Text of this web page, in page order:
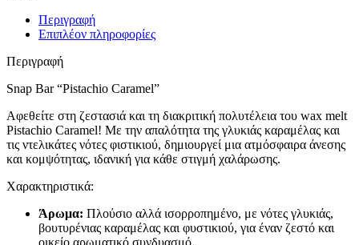
Περιγραφή
Επιπλέον πληροφορίες
Περιγραφή
Snap Bar “Pistachio Caramel”
Αφεθείτε στη ζεστασιά και τη διακριτική πολυτέλεια του wax melt
Pistachio Caramel! Με την απαλότητα της γλυκιάς καραμέλας και
τις ντελικάτες νότες φιστικιού, δημιουργεί μια ατμόσφαιρα άνεσης
και κομψότητας, ιδανική για κάθε στιγμή χαλάρωσης.
Χαρακτηριστικά:
Άρωμα: Πλούσιο αλλά ισορροπημένο, με νότες γλυκιάς,
βουτυρένιας καραμέλας και φυστικιού, για έναν ζεστό και
οικείο αρωματικό συνδυασμό.